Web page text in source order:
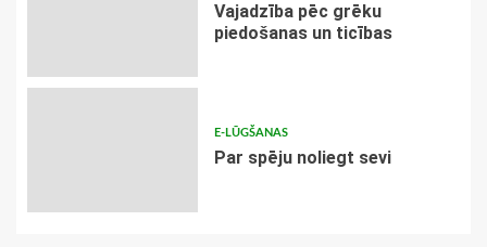
Vajadzība pēc grēku
piedošanas un ticības
E-LŪGŠANAS
Par spēju noliegt sevi